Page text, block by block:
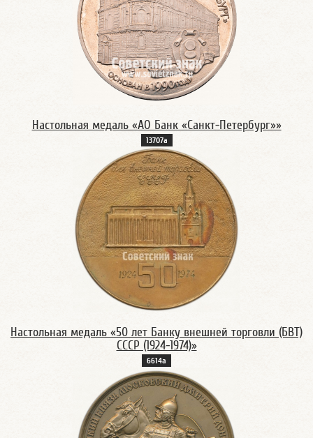
Настольная медаль «АО Банк «Санкт-Петербург»»
13707а
Настольная медаль «50 лет Банку внешней торговли (БВТ)
СССР (1924-1974)»
6614а